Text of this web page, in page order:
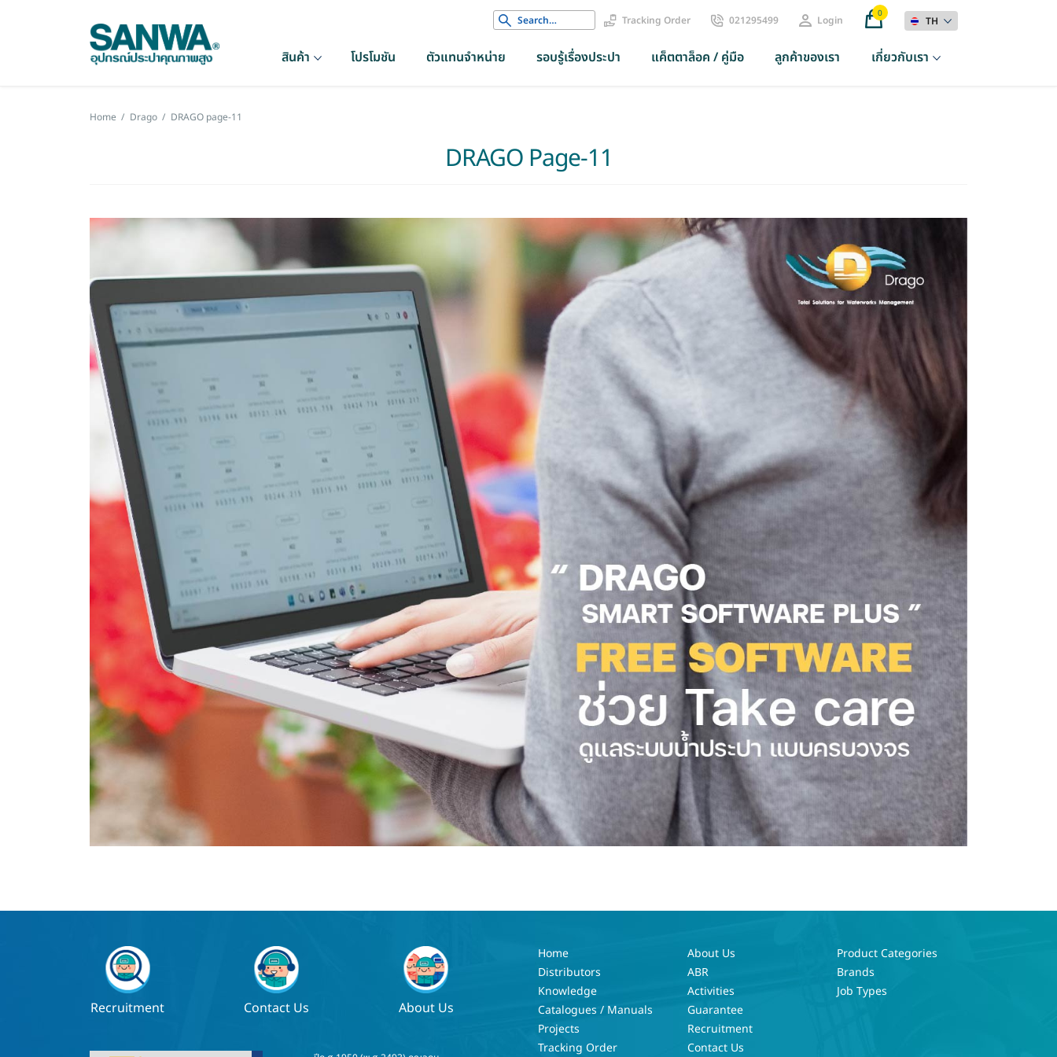
Search
for:
Tracking Order 021295499 Login 0
TH
สินค้า โปรโมชัน ตัวแทนจำหน่าย รอบรู้เรื่องประปา แค็ตตาล็อค / คู่มือ ลูกค้าของเรา เกี่ยวกับเรา
Home / Drago / DRAGO page-11
DRAGO Page-11
Recruitment Contact Us About Us
Home
Distributors
Knowledge
Catalogues / Manuals
Projects
Tracking Order
About Us
ABR
Activities
Guarantee
Recruitment
Contact Us
Product Categories
Brands
Job Types